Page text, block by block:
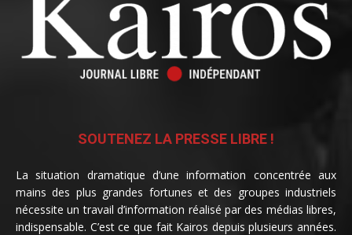
SOUTENEZ LA PRESSE LIBRE !
La situation dramatique d’une information concentrée aux
mains des plus grandes fortunes et des groupes industriels
nécessite un travail d’information réalisé par des médias libres,
indispensable. C’est ce que fait Kairos depuis plusieurs années.